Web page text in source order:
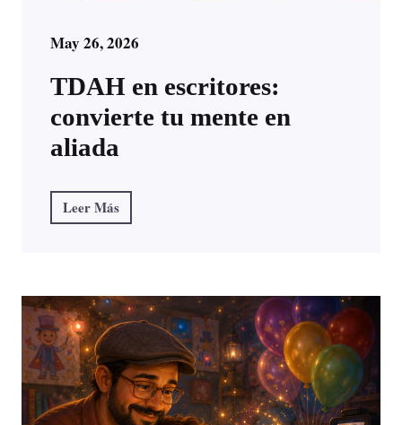
May 26, 2026
TDAH en escritores:
convierte tu mente en
aliada
Leer Más